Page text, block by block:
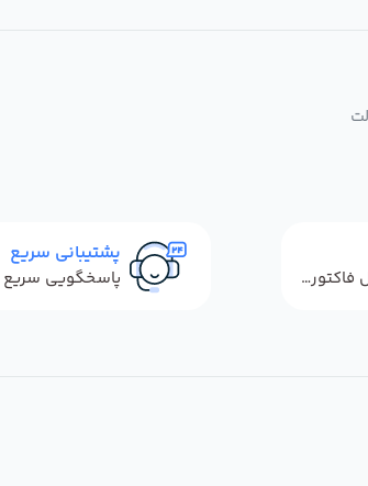
امکان پرداخت کل فاکتور در محل
پشتیبانی سریع